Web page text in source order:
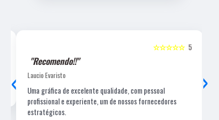
5
☆☆☆☆☆
"Recomendo!!"
Laucio Evaristo
Uma gráfica de excelente qualidade, com pessoal
profissional e experiente, um de nossos fornecedores
estratégicos.
‹ ›